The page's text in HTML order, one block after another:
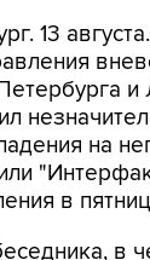
13
и
на
в
в